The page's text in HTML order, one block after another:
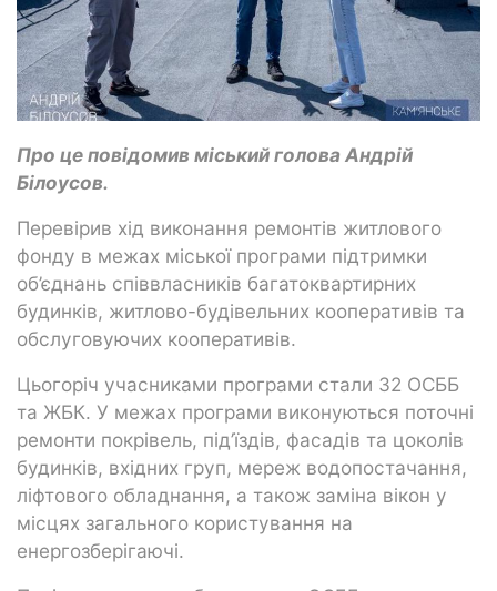
Про це повідомив міський голова Андрій
Білоусов.
Перевірив хід виконання ремонтів житлового
фонду в межах міської програми підтримки
об’єднань співвласників багатоквартирних
будинків, житлово-будівельних кооперативів та
обслуговуючих кооперативів.
Цьогоріч учасниками програми стали 32 ОСББ
та ЖБК. У межах програми виконуються поточні
ремонти покрівель, під’їздів, фасадів та цоколів
будинків, вхідних груп, мереж водопостачання,
ліфтового обладнання, а також заміна вікон у
місцях загального користування на
енергозберігаючі.